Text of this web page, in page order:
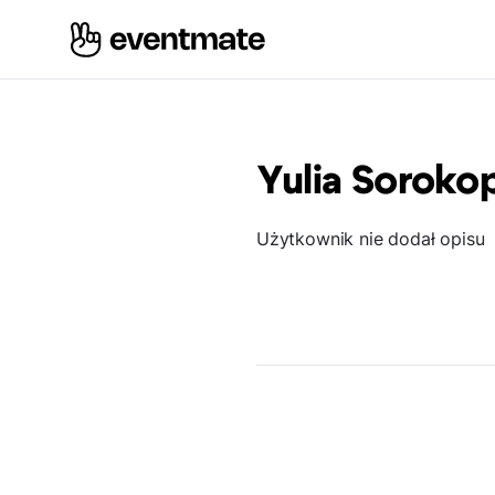
Yulia
Użytkownik nie dodał opisu